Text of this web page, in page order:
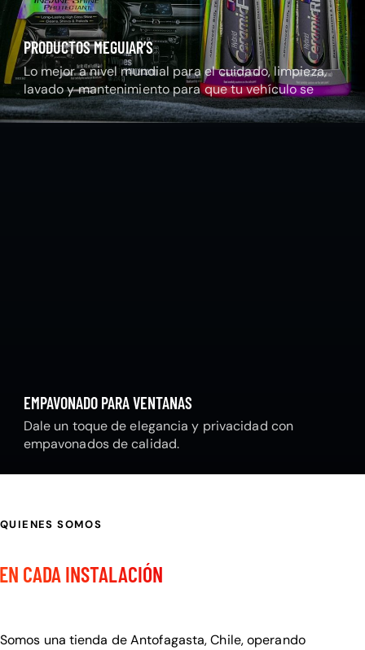
PRODUCTOS MEGUIAR’S
Lo mejor a nivel mundial para el cuidado, limpieza,
lavado y mantenimiento para que tu vehículo se
mantenga radiante.
EMPAVONADO PARA VENTANAS
Dale un toque de elegancia y privacidad con
empavonados de calidad.
QUIENES SOMOS
EN CADA INSTALACIÓN
Somos una tienda de Antofagasta, Chile, operando